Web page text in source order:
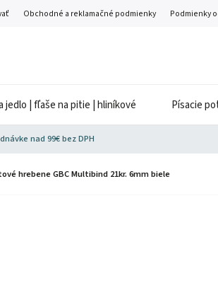
Obchodné a reklamačné podmienky Podmienky
jedlo | fľaše na pitie | hliníkové Písacie
nad 99€ bez DPH
hrebene GBC Multibind 21kr. 6mm biele